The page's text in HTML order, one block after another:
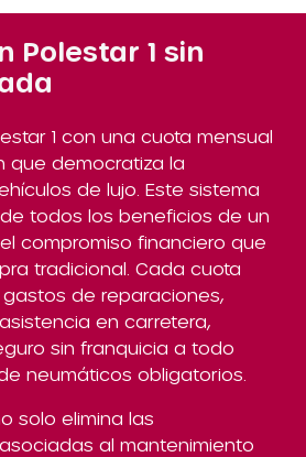
Polestar 1 sin
1 con una cuota mensual
que democratiza la
de lujo. Este sistema
todos los beneficios de un
compromiso financiero que
tradicional. Cada cuota
de reparaciones,
en carretera,
sin franquicia a todo
neumáticos obligatorios.
solo elimina las
al mantenimiento